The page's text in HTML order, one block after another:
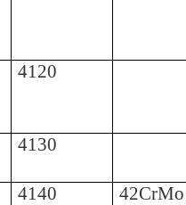
4120
4130
4140
42CrMo